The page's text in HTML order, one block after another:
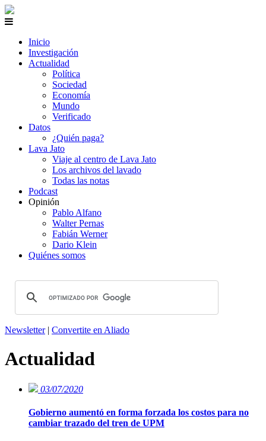
Inicio
Investigación
Actualidad
Política
Sociedad
Economía
Mundo
Verificado
Datos
¿Quién paga?
Lava Jato
Viaje al centro de Lava Jato
Los archivos del lavado
Todas las notas
Podcast
Opinión
Pablo Alfano
Walter Pernas
Fabián Werner
Dario Klein
Quiénes somos
Newsletter| Convertite en Aliado
Actualidad
03/07/2020
Gobierno aumentó en forma forzada los costos para no
cambiar trazado del tren de UPM